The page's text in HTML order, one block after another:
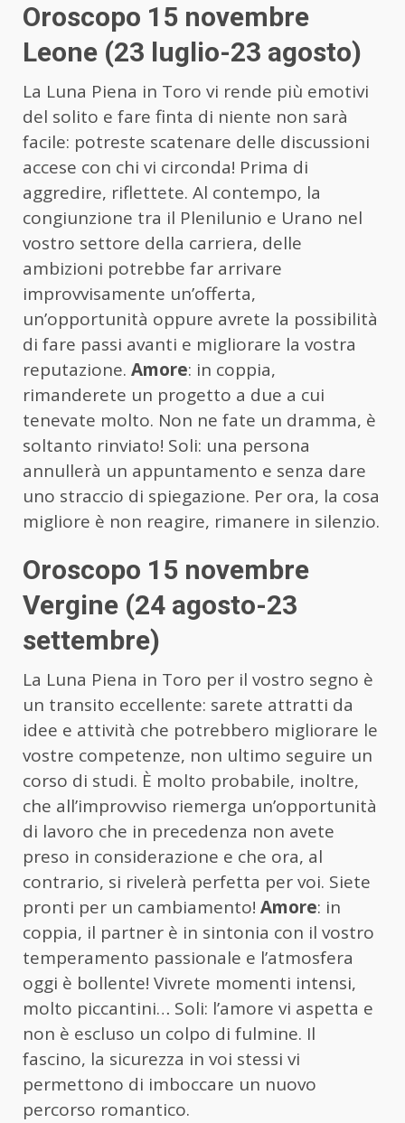
Oroscopo 15 novembre
Leone (23 luglio-23 agosto)
La Luna Piena in Toro vi rende più emotivi
del solito e fare finta di niente non sarà
facile: potreste scatenare delle discussioni
accese con chi vi circonda! Prima di
aggredire, riflettete. Al contempo, la
congiunzione tra il Plenilunio e Urano nel
vostro settore della carriera, delle
ambizioni potrebbe far arrivare
improvvisamente un’offerta,
un’opportunità oppure avrete la possibilità
di fare passi avanti e migliorare la vostra
reputazione. Amore: in coppia,
rimanderete un progetto a due a cui
tenevate molto. Non ne fate un dramma, è
soltanto rinviato! Soli: una persona
annullerà un appuntamento e senza dare
uno straccio di spiegazione. Per ora, la cosa
migliore è non reagire, rimanere in silenzio.
Oroscopo 15 novembre
Vergine (24 agosto-23
settembre)
La Luna Piena in Toro per il vostro segno è
un transito eccellente: sarete attratti da
idee e attività che potrebbero migliorare le
vostre competenze, non ultimo seguire un
corso di studi. È molto probabile, inoltre,
che all’improvviso riemerga un’opportunità
di lavoro che in precedenza non avete
preso in considerazione e che ora, al
contrario, si rivelerà perfetta per voi. Siete
pronti per un cambiamento! Amore: in
coppia, il partner è in sintonia con il vostro
temperamento passionale e l’atmosfera
oggi è bollente! Vivrete momenti intensi,
molto piccantini… Soli: l’amore vi aspetta e
non è escluso un colpo di fulmine. Il
fascino, la sicurezza in voi stessi vi
permettono di imboccare un nuovo
percorso romantico.